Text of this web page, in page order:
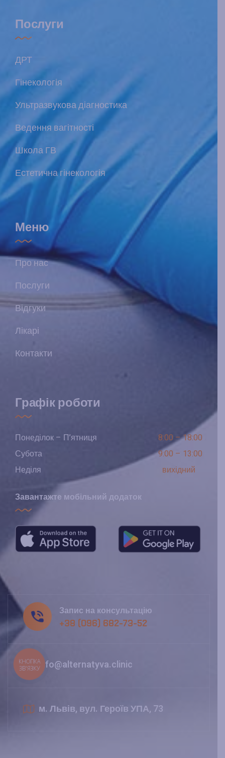
Послуги
ДРТ
Гінекологія
Ультразвукова діагностика
Ведення вагітності
Школа ГВ
Естетична гінекологія
Меню
Про нас
Послуги
Відгуки
Лікарі
Контакти
Графік роботи
Понеділок – П’ятниця
8:00 – 18:00
Субота
9:00 – 13:00
Неділя
вихідний
Завантажте мобільний додаток
Запис на консультацію
+38 (096) 682-73-52
info@alternatyva.clinic
м. Львів, вул. Героїв УПА, 73
КНОПКА
ЗВ'ЯЗКУ